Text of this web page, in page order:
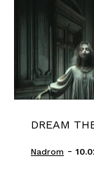
DREAM
Nadrom -